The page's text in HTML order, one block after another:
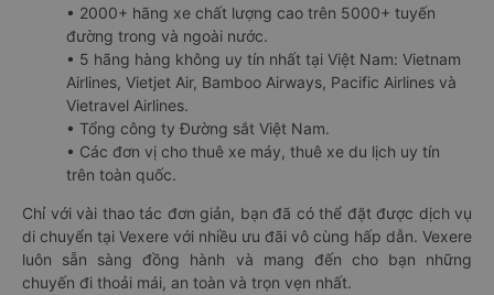
• 2000+ hãng xe chất lượng cao trên 5000+ tuyến
đường trong và ngoài nước.
• 5 hãng hàng không uy tín nhất tại Việt Nam: Vietnam
Airlines, Vietjet Air, Bamboo Airways, Pacific Airlines và
Vietravel Airlines.
• Tổng công ty Đường sắt Việt Nam.
• Các đơn vị cho thuê xe máy, thuê xe du lịch uy tín
trên toàn quốc.
Chỉ với vài thao tác đơn giản, bạn đã có thể đặt được dịch vụ
di chuyển tại Vexere với nhiều ưu đãi vô cùng hấp dẫn. Vexere
luôn sẵn sàng đồng hành và mang đến cho bạn những
chuyến đi thoải mái, an toàn và trọn vẹn nhất.